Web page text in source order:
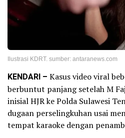
Ilustrasi KDRT. sumber: antaranews.com
KENDARI – Kasus video viral
berbuntut panjang setelah M
inisial HJR ke Polda Sulawesi
dugaan perselingkuhan usai
tempat karaoke dengan